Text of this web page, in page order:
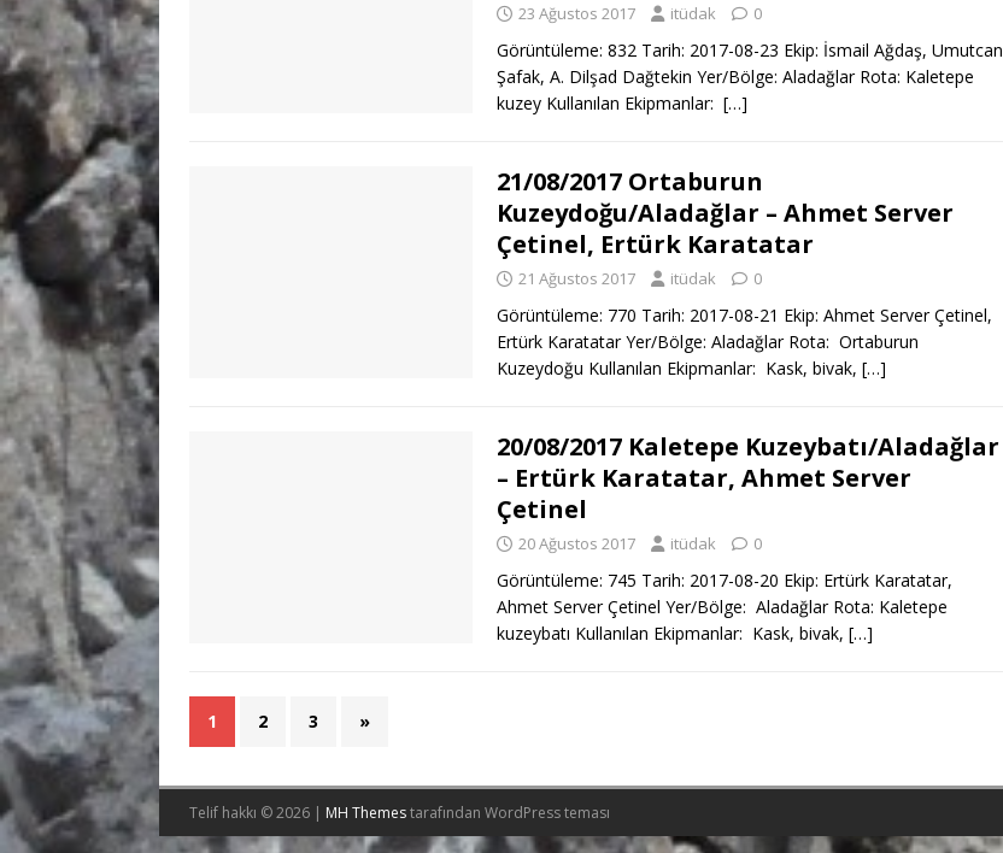
23 Ağustos 2017 itüdak 0
Görüntüleme: 832 Tarih: 2017-08-23 Ekip: İsmail Ağdaş, Umutcan
Şafak, A. Dilşad Dağtekin Yer/Bölge: Aladağlar Rota: Kaletepe
kuzey Kullanılan Ekipmanlar: […]
21/08/2017 Ortaburun
Kuzeydoğu/Aladağlar – Ahmet Server
Çetinel, Ertürk Karatatar
21 Ağustos 2017 itüdak 0
Görüntüleme: 770 Tarih: 2017-08-21 Ekip: Ahmet Server Çetinel,
Ertürk Karatatar Yer/Bölge: Aladağlar Rota: Ortaburun
Kuzeydoğu Kullanılan Ekipmanlar: Kask, bivak, […]
20/08/2017 Kaletepe Kuzeybatı/Aladağlar
– Ertürk Karatatar, Ahmet Server
Çetinel
20 Ağustos 2017 itüdak 0
Görüntüleme: 745 Tarih: 2017-08-20 Ekip: Ertürk Karatatar,
Ahmet Server Çetinel Yer/Bölge: Aladağlar Rota: Kaletepe
kuzeybatı Kullanılan Ekipmanlar: Kask, bivak, […]
1 2 3 »
Telif hakkı © 2026 | MH Themestarafından WordPress teması